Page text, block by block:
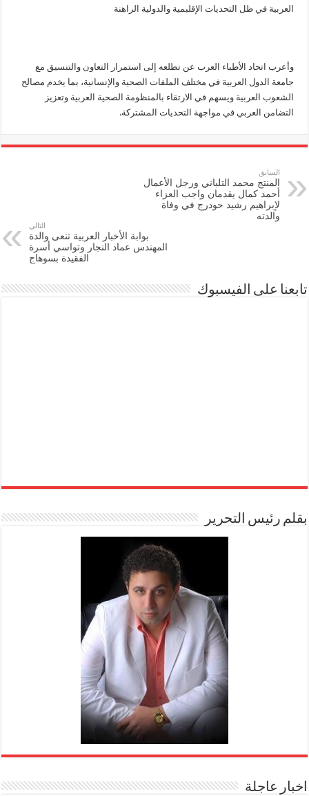
العربية في ظل التحديات الإقليمية والدولية الراهنة
وأعرب اتحاد الأطباء العرب عن تطلعه إلى استمرار التعاون والتنسيق مع
جامعة الدول العربية في مختلف الملفات الصحية والإنسانية، بما يخدم مصالح
الشعوب العربية ويسهم في الارتقاء بالمنظومة الصحية العربية وتعزيز
التضامن العربي في مواجهة التحديات المشتركة.
السابق
المنتج محمد التلباني ورجل الأعمال
أحمد كمال يقدمان واجب العزاء
لإبراهيم رشيد حودرج في وفاة
والدته
التالي
بوابة الأخبار العربية تنعى والدة
المهندس عماد النجار وتواسي أسرة
الفقيدة بسوهاج
تابعنا على الفيسبوك
بقلم رئيس التحرير
اخبار عاجلة